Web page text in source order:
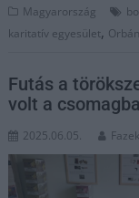
Magyarország
karitatív egyesület,
Futás a
volt a
2025.06.05.